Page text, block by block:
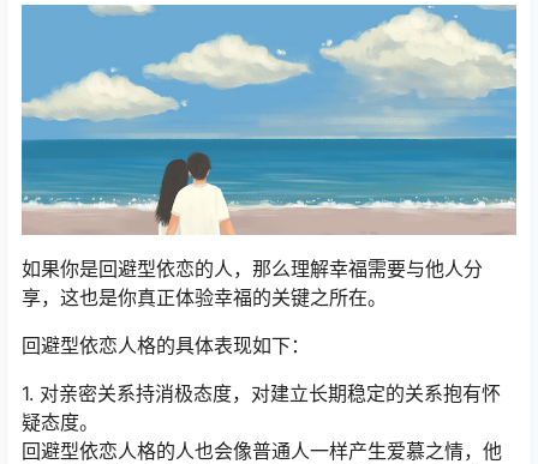
如果你是回避型依恋的人，那么理解幸福需要与他人分
享，这也是你真正体验幸福的关键之所在。
回避型依恋人格的具体表现如下：
1. 对亲密关系持消极态度，对建立长期稳定的关系抱有怀
疑态度。
回避型依恋人格的人也会像普通人一样产生爱慕之情，他